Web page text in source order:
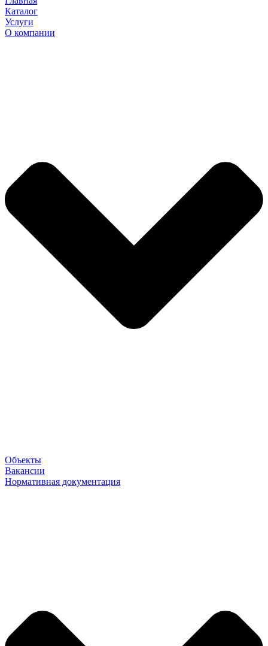
Каталог
Услуги
О компании
Объекты
Вакансии
Нормативная документация